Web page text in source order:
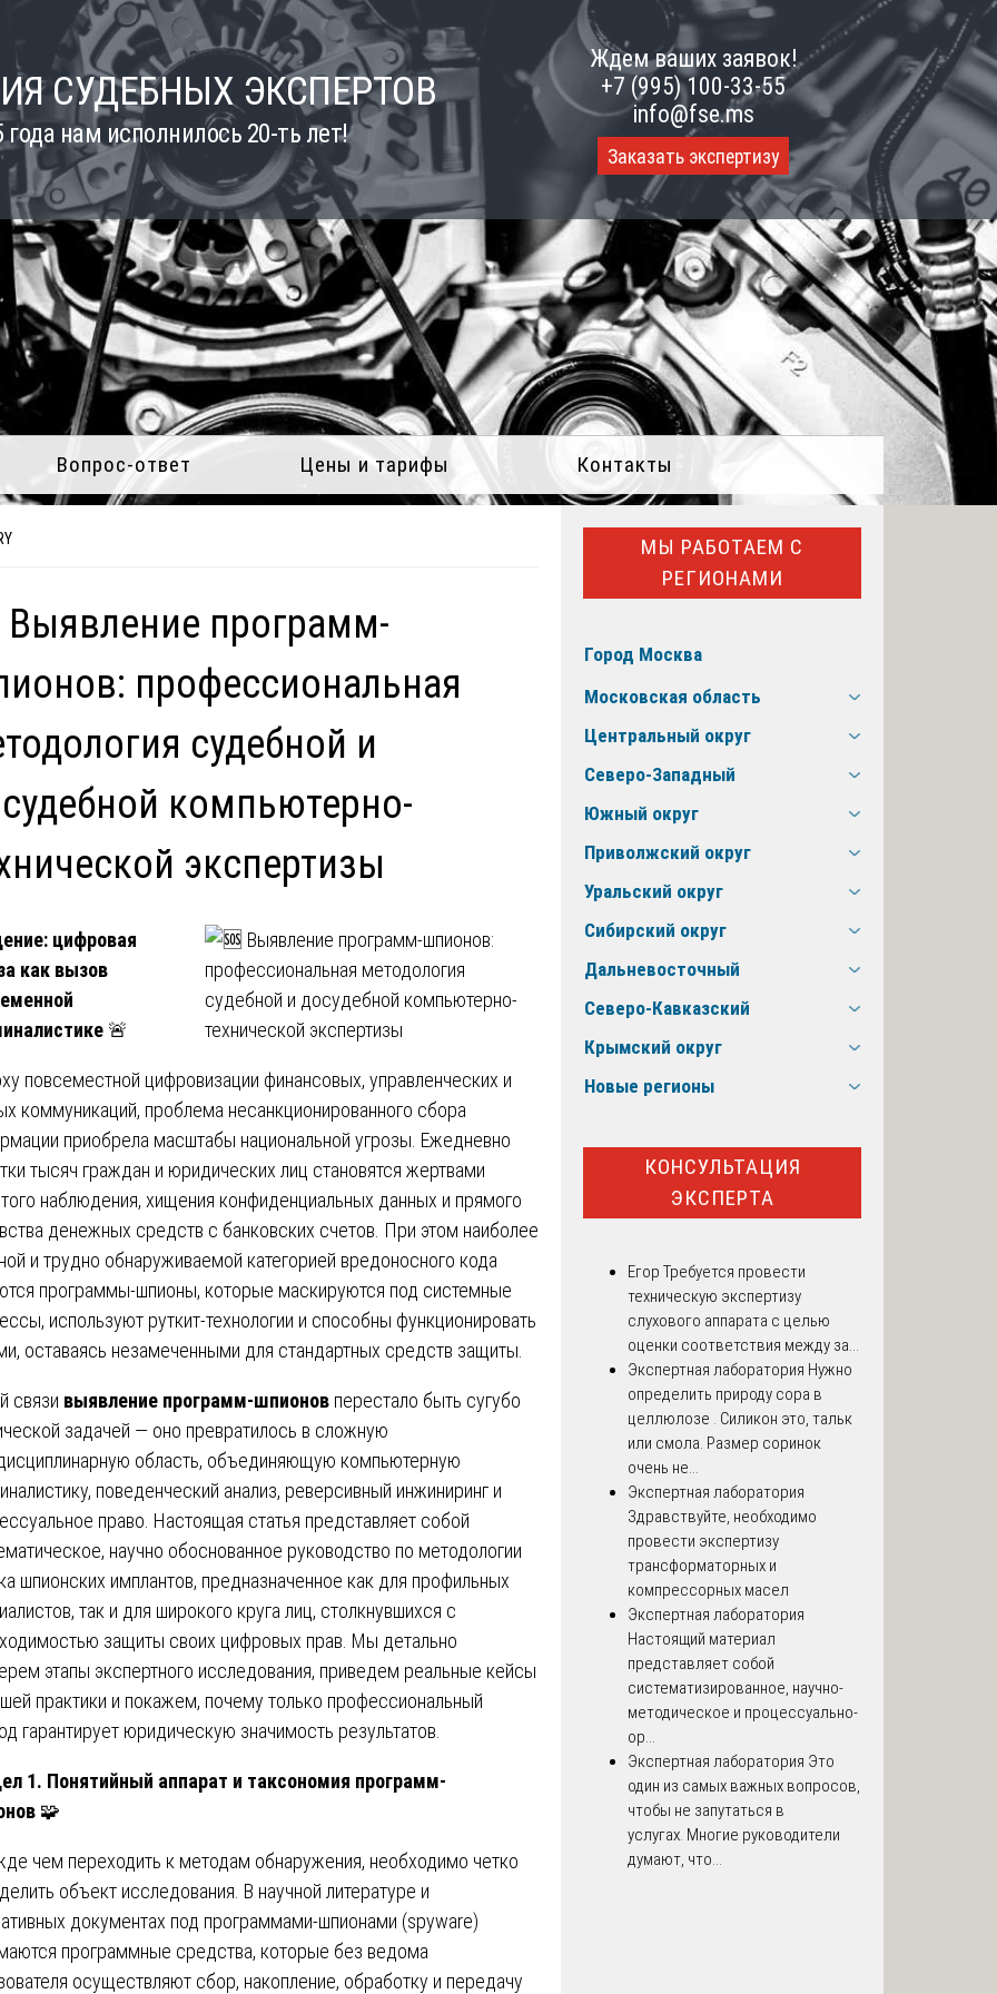
СУДЕБНЫХ ЭКСПЕРТОВ
года нам исполнилось 20-ть лет!
Ждем ваших заявок!
+7 (995) 100-33-55
info@fse.ms
Заказать экспертизу
Вопрос-ответ Цены и тарифы Контакты
программ-
профессиональная
судебной и
компьютерно-
экспертизы
цифровая
как вызов
🚨
повсеместной цифровизации финансовых, управленческих и
коммуникаций, проблема несанкционированного сбора
приобрела масштабы национальной угрозы. Ежедневно
тысяч граждан и юридических лиц становятся жертвами
наблюдения, хищения конфиденциальных данных и прямого
денежных средств с банковских счетов. При этом наиболее
и трудно обнаруживаемой категорией вредоносного кода
программы-шпионы, которые маскируются под системные
используют руткит-технологии и способны функционировать
оставаясь незамеченными для стандартных средств защиты.
связи выявление программ-шпионов перестало быть сугубо
задачей — оно превратилось в сложную
область, объединяющую компьютерную
поведенческий анализ, реверсивный инжиниринг и
право. Настоящая статья представляет собой
научно обоснованное руководство по методологии
шпионских имплантов, предназначенное как для профильных
так и для широкого круга лиц, столкнувшихся с
защиты своих цифровых прав. Мы детально
этапы экспертного исследования, приведем реальные кейсы
практики и покажем, почему только профессиональный
гарантирует юридическую значимость результатов.
1. Понятийный аппарат и таксономия программ-
🧩
чем переходить к методам обнаружения, необходимо четко
объект исследования. В научной литературе и
документах под программами-шпионами (spyware)
программные средства, которые без ведома
осуществляют сбор, накопление, обработку и передачу
МЫ РАБОТАЕМ С
РЕГИОНАМИ
Город Москва
Московская область
Центральный округ
Северо-Западный
Южный округ
Приволжский округ
Уральский округ
Сибирский округ
Дальневосточный
Северо-Кавказский
Крымский округ
Новые регионы
КОНСУЛЬТАЦИЯ
ЭКСПЕРТА
Егор Требуется провести
техническую экспертизу
слухового аппарата с целью
оценки соответствия между за...
Экспертная лаборатория Нужно
определить природу сора в
целлюлозе . Силикон это, тальк
или смола. Размер соринок
очень не...
Экспертная лаборатория
Здравствуйте, необходимо
провести экспертизу
трансформаторных и
компрессорных масел
Экспертная лаборатория
Настоящий материал
представляет собой
систематизированное, научно-
методическое и процессуально-
ор...
Экспертная лаборатория Это
один из самых важных вопросов,
чтобы не запутаться в
услугах. Многие руководители
думают, что...